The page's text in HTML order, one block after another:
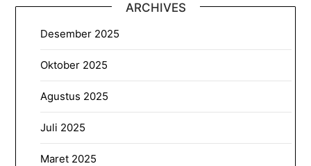
ARCHIVES
Desember 2025
Oktober 2025
Agustus 2025
Juli 2025
Maret 2025